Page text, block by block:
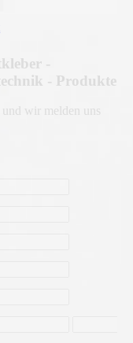
-
- Produkte
wir melden uns